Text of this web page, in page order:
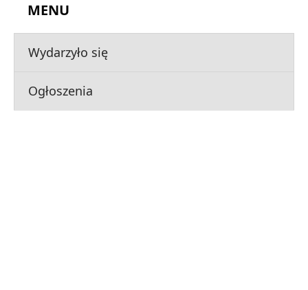
MENU
Wydarzyło się
Ogłoszenia